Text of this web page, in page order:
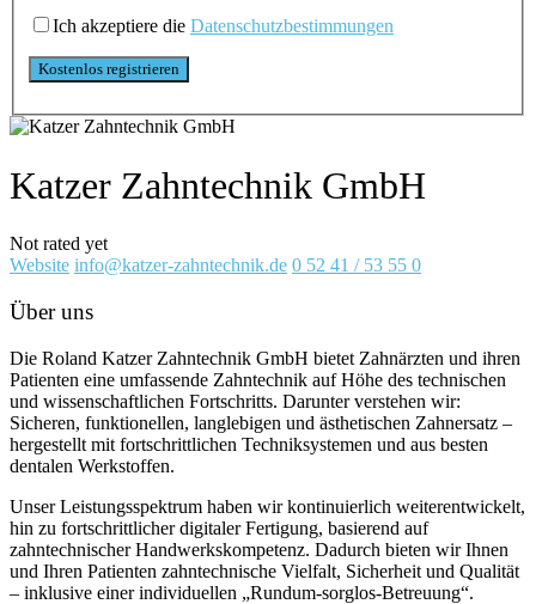
Ich akzeptiere die Datenschutzbestimmungen
Katzer Zahntechnik GmbH
Not rated yet
Website info@katzer-zahntechnik.de 0 52 41 / 53 55 0
Über uns
Die Roland Katzer Zahntechnik GmbH bietet Zahnärzten und ihren
Patienten eine umfassende Zahntechnik auf Höhe des technischen
und wissenschaftlichen Fortschritts. Darunter verstehen wir:
Sicheren, funktionellen, langlebigen und ästhetischen Zahnersatz –
hergestellt mit fortschrittlichen Techniksystemen und aus besten
dentalen Werkstoffen.
Unser Leistungsspektrum haben wir kontinuierlich weiterentwickelt,
hin zu fortschrittlicher digitaler Fertigung, basierend auf
zahntechnischer Handwerkskompetenz. Dadurch bieten wir Ihnen
und Ihren Patienten zahntechnische Vielfalt, Sicherheit und Qualität
– inklusive einer individuellen „Rundum-sorglos-Betreuung“.